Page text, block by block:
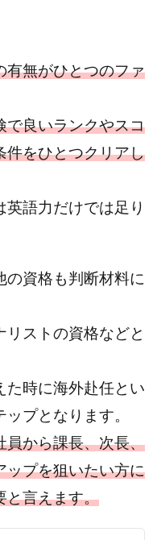
有無がひとつのファ
で良いランクやスコ
件をひとつクリアし
英語力だけでは足り
の資格も判断材料に
ストの資格などと
た時に海外赴任とい
プとなります。
員から課長、次長、
ップを狙いたい方に
と言えます。